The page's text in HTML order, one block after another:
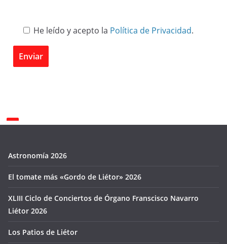
He leído y acepto la Política de Privacidad.
Astronomía 2026
El tomate más «Gordo de Liétor» 2026
XLIII Ciclo de Conciertos de Órgano Franscisco Navarro
Liétor 2026
Los Patios de Liétor